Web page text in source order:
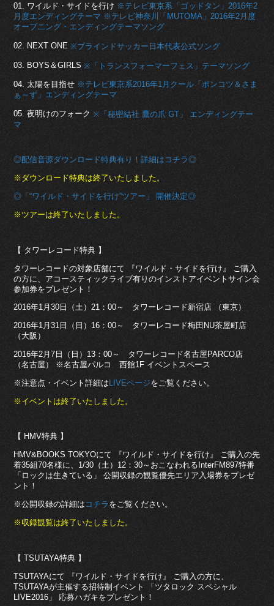
01. ワイルド・サイドを行け ※テレビ東京系「ゴッドタン」2016年2
月度エンディングテーマ ※テレビ神奈川「MUTOMA」2016年2月度
オープニング・エンディングテーマソング
02. NEXT ONE※ブラインドサッカー日本代表公式ソング
03. BOYS＆GIRLS※「トランスフォーマーフェス」テーマソング
04. 太陽を目指せ ※テレビ東京系2016年1月クール「ポンコツ＆さま
ぁ～ず」エンディングテーマ
05. 夜明けのフォーク※「秘密結社 鷹の爪 GT」 エンディングテー
マ
◎配信音源ダウンロード特典有り！詳細はコチラ◎
※ダウンロード特典は終了いたしました。
◎「“ワイルド・サイドを行け”ツアー」 開催決定◎
※ツアーは終了いたしました。
【 タワーレコード特典 】
タワーレコードの対象店舗にて 『ワイルド・サイドを行け』 ご購入
の方に、アコースティックライブ有りのインストアイベントサイン会
参加券をプレゼント！
2016年1月30日（土）21：00～ タワーレコード新宿店 （東京）
2016年1月31日（日）16：00～ タワーレコード梅田NU茶屋町店
（大阪）
2016年2月7日（日）13：00～ タワーレコード名古屋PARCO店
（名古屋） ※名古屋パルコ 西館1F イベントスペース
※注意点・イベント詳細は LIVEページをご覧ください。
※イベントは終了いたしました。
【 HMV特典 】
HMV&BOOKS TOKYOにて 『ワイルド・サイドを行け』 ご購入の先
着35組70名様に、1/30（土）12：30～おこなわれるInterFM897特番
「ロックは生きている」 公開収録の観覧優先エリア入場券をプレゼ
ント！
※公開収録の詳細は コチラ をご覧ください。
※収録観覧は終了いたしました。
【 TSUTAYA特典 】
TSUTAYAにて 『ワイルド・サイドを行け』 ご購入の方に、
TSUTAYAが主催する招待制イベント 「ツタロック スペシャル
LIVE2016」 応募ハガキをプレゼント！